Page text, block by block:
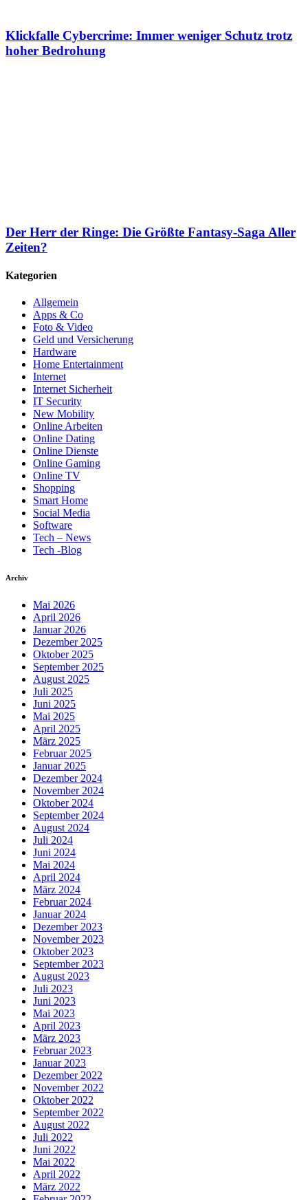
Klickfalle Cybercrime: Immer weniger Schutz trotz
hoher Bedrohung
Der Herr der Ringe: Die Größte Fantasy-Saga Aller
Zeiten?
Kategorien
Allgemein
Apps & Co
Foto & Video
Geld und Versicherung
Hardware
Home Entertainment
Internet
Internet Sicherheit
IT Security
New Mobility
Online Arbeiten
Online Dating
Online Dienste
Online Gaming
Online TV
Shopping
Smart Home
Social Media
Software
Tech – News
Tech -Blog
Archiv
Mai 2026
April 2026
Januar 2026
Dezember 2025
Oktober 2025
September 2025
August 2025
Juli 2025
Juni 2025
Mai 2025
April 2025
März 2025
Februar 2025
Januar 2025
Dezember 2024
November 2024
Oktober 2024
September 2024
August 2024
Juli 2024
Juni 2024
Mai 2024
April 2024
März 2024
Februar 2024
Januar 2024
Dezember 2023
November 2023
Oktober 2023
September 2023
August 2023
Juli 2023
Juni 2023
Mai 2023
April 2023
März 2023
Februar 2023
Januar 2023
Dezember 2022
November 2022
Oktober 2022
September 2022
August 2022
Juli 2022
Juni 2022
Mai 2022
April 2022
März 2022